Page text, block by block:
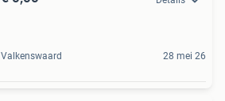
Valkenswaard 28 mei 26